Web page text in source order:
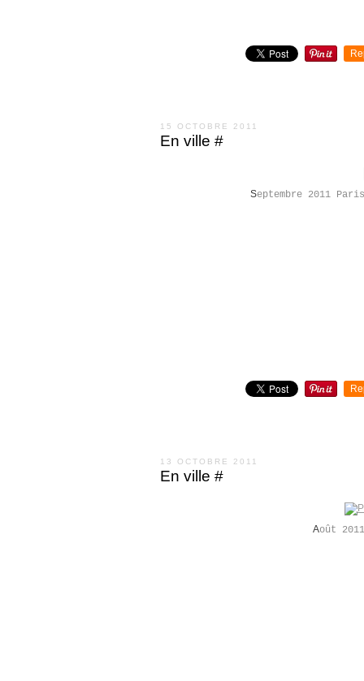
15 OCTOBRE 2011
En ville #
Septembre 2011
13 OCTOBRE 2011
En ville #
Août